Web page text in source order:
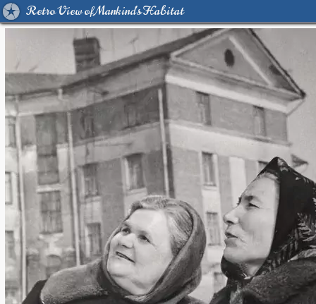
Retro View of Mankind's Habitat